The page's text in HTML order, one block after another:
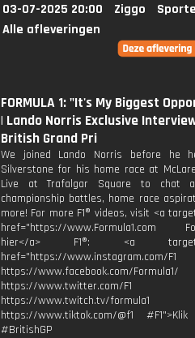
03-07-2025 20:00 Ziggo
Alle afleveringen
FORMULA 1: "It's My Biggest
| Lando Norris Exclusive
British Grand Pri
We joined Lando Norris before he
Silverstone for his home race at
Live at Trafalgar Square to chat
championship battles, home race
more! For more F1® videos, visit <a
href="https://www.Formula1.com
hier</a> F1®: <a
href="https://www.instagram.com/F1
https://www.facebook.com/Formula1/
https://www.twitter.com/F1
https://www.twitch.tv/formula1
https://www.tiktok.com/@f1
#BritishGP